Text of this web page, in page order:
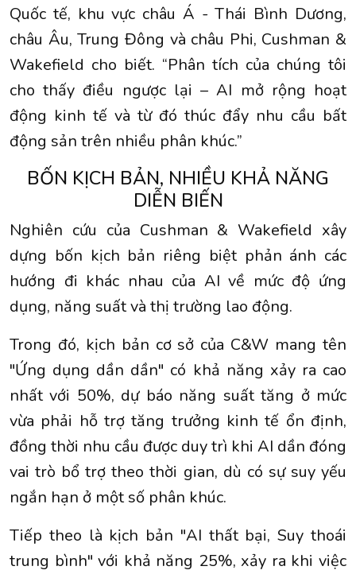
Quốc tế, khu vực châu Á - Thái Bình Dương,
châu Âu, Trung Đông và châu Phi, Cushman &
Wakefield cho biết. “Phân tích của chúng tôi
cho thấy điều ngược lại – AI mở rộng hoạt
động kinh tế và từ đó thúc đẩy nhu cầu bất
động sản trên nhiều phân khúc.”
BỐN KỊCH BẢN, NHIỀU KHẢ NĂNG
DIỄN BIẾN
Nghiên cứu của Cushman & Wakefield xây
dựng bốn kịch bản riêng biệt phản ánh các
hướng đi khác nhau của AI về mức độ ứng
dụng, năng suất và thị trường lao động.
Trong đó, kịch bản cơ sở của C&W mang tên
"Ứng dụng dần dần" có khả năng xảy ra cao
nhất với 50%, dự báo năng suất tăng ở mức
vừa phải hỗ trợ tăng trưởng kinh tế ổn định,
đồng thời nhu cầu được duy trì khi AI dần đóng
vai trò bổ trợ theo thời gian, dù có sự suy yếu
ngắn hạn ở một số phân khúc.
Tiếp theo là kịch bản "AI thất bại, Suy thoái
trung bình" với khả năng 25%, xảy ra khi việc